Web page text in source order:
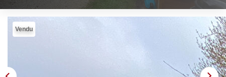
Qui Sommes-Nous
Vendu